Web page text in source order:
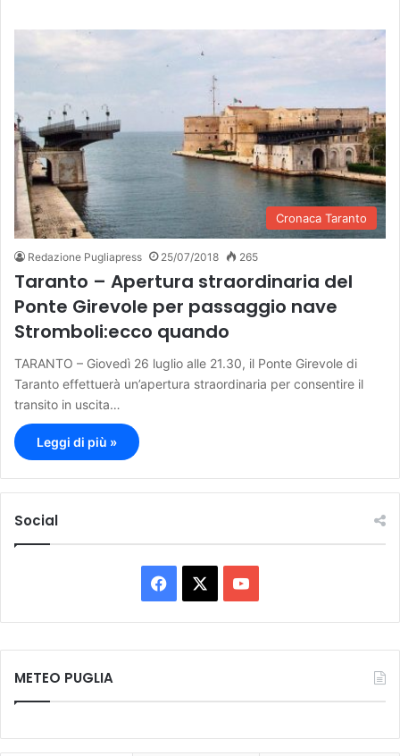
Cronaca Taranto
Redazione Pugliapress 25/07/2018 265
Taranto – Apertura straordinaria del
Ponte Girevole per passaggio nave
Stromboli:ecco quando
TARANTO – Giovedì 26 luglio alle 21.30, il Ponte Girevole di
Taranto effettuerà un’apertura straordinaria per consentire il
transito in uscita…
Leggi di più »
Social
a
c
o
u
METEO PUGLIA